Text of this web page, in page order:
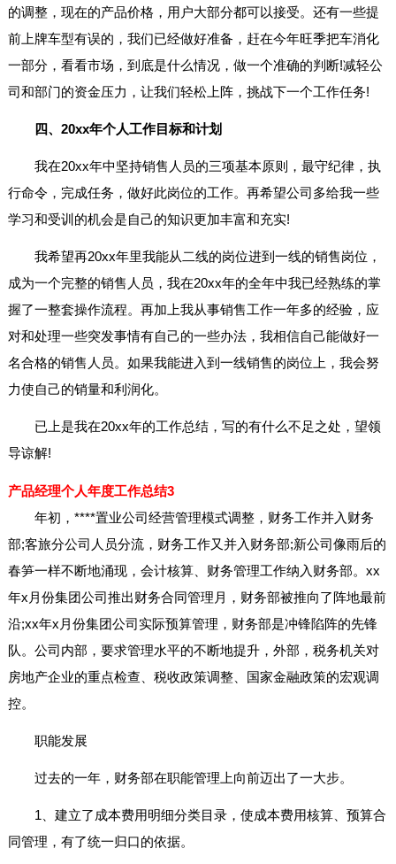
的调整，现在的产品价格，用户大部分都可以接受。还有一些提
前上牌车型有误的，我们已经做好准备，赶在今年旺季把车消化
一部分，看看市场，到底是什么情况，做一个准确的判断!减轻公
司和部门的资金压力，让我们轻松上阵，挑战下一个工作任务!
四、20xx年个人工作目标和计划
我在20xx年中坚持销售人员的三项基本原则，最守纪律，执
行命令，完成任务，做好此岗位的工作。再希望公司多给我一些
学习和受训的机会是自己的知识更加丰富和充实!
我希望再20xx年里我能从二线的岗位进到一线的销售岗位，
成为一个完整的销售人员，我在20xx年的全年中我已经熟练的掌
握了一整套操作流程。再加上我从事销售工作一年多的经验，应
对和处理一些突发事情有自己的一些办法，我相信自己能做好一
名合格的销售人员。如果我能进入到一线销售的岗位上，我会努
力使自己的销量和利润化。
已上是我在20xx年的工作总结，写的有什么不足之处，望领
导谅解!
产品经理个人年度工作总结3
年初，****置业公司经营管理模式调整，财务工作并入财务
部;客旅分公司人员分流，财务工作又并入财务部;新公司像雨后的
春笋一样不断地涌现，会计核算、财务管理工作纳入财务部。xx
年x月份集团公司推出财务合同管理月，财务部被推向了阵地最前
沿;xx年x月份集团公司实际预算管理，财务部是冲锋陷阵的先锋
队。公司内部，要求管理水平的不断地提升，外部，税务机关对
房地产企业的重点检查、税收政策调整、国家金融政策的宏观调
控。
职能发展
过去的一年，财务部在职能管理上向前迈出了一大步。
1、建立了成本费用明细分类目录，使成本费用核算、预算合
同管理，有了统一归口的依据。